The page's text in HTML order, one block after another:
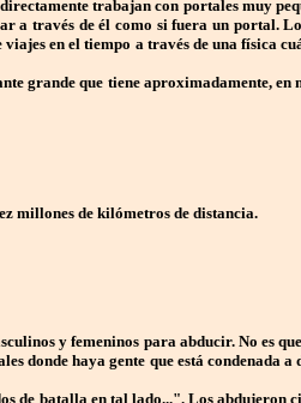
trabajan con portales muy
a través de él como si fuera un portal.
en el tiempo a través de una física
grande que tiene aproximadamente,
millones de kilómetros de distancia.
y femeninos para abducir. No es
haya gente que está condenada a
de batalla en tal lado...". Los abdujeron